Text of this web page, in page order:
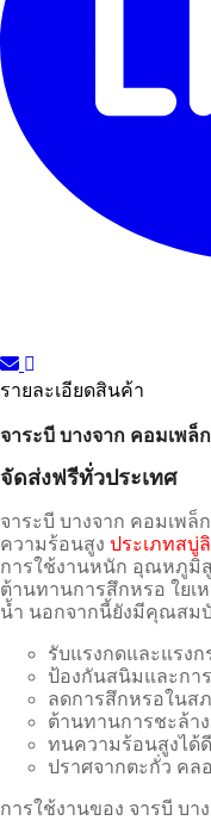
รายละเอียดสินค้า
จาระบี บางจาก คอมเพล็
จัดส่งฟรีทั่วประเทศ
จาระบี บางจาก คอมเพล็
ความร้อนสูง ประเภทสบู่
การใช้งานหนัก อุณหภูมิสู
ต้านทานการสึกหรอ ใยเ
น้ำ นอกจากนี้ยังมีคุณสม
รับแรงกดและแรงก
ป้องกันสนิมและกา
ลดการสึกหรอในส
ต้านทานการชะล้า
ทนความร้อนสูงได้
ปราศจากตะกั่ว คล
การใช้งานของ จารบี บา